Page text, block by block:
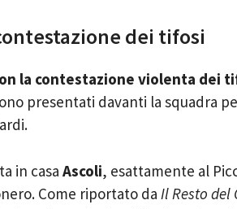
dei tifosi
la contestazione violenta dei
presentati davanti la squadra
in casa Ascoli, esattamente al
Come riportato da Il Resto del